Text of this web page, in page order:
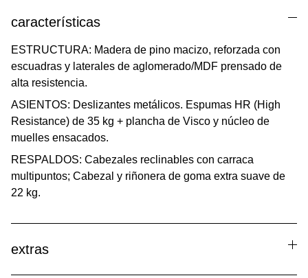
características
ESTRUCTURA: Madera de pino macizo, reforzada con
escuadras y laterales de aglomerado/MDF prensado de
alta resistencia.
ASIENTOS: Deslizantes metálicos. Espumas HR (High
Resistance) de 35 kg + plancha de Visco y núcleo de
muelles ensacados.
RESPALDOS: Cabezales reclinables con carraca
multipuntos; Cabezal y riñonera de goma extra suave de
22 kg.
extras